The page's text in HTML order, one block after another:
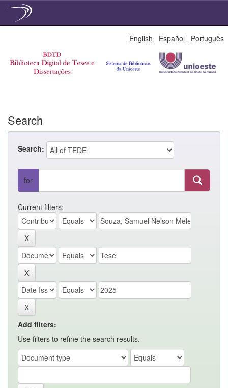
English Español Português
Search
Search:
for
Current filters:
Add filters:
Use filters to refine the search results.